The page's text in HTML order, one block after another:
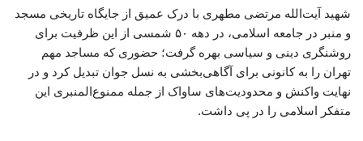
شهید آیت‌الله مرتضی مطهری با درک عمیق از جایگاه تاریخی مسجد
و منبر در جامعه اسلامی، در دهه ۵۰ شمسی از این ظرفیت برای
روشنگری دینی و سیاسی بهره گرفت؛ حضوری که مساجد مهم
تهران را به کانونی برای آگاهی‌بخشی به نسل جوان تبدیل کرد و در
نهایت واکنش و محدودیت‌های ساواک از جمله ممنوع‌المنبری این
متفکر اسلامی را در پی داشت.